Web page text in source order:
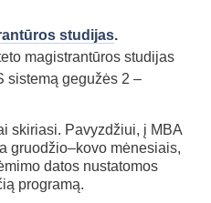
studijas.
magistrantūros studijas
sistemą gegužės 2 –
skiriasi. Pavyzdžiui, į MBA
gruodžio–kovo mėnesiais,
datos nustatomos
programą.